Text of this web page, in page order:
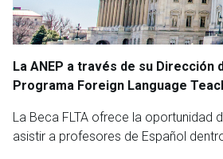
La ANEP a través de su
Programa Foreign Language
La Beca FLTA ofrece la oportunidad
asistir a profesores de Español